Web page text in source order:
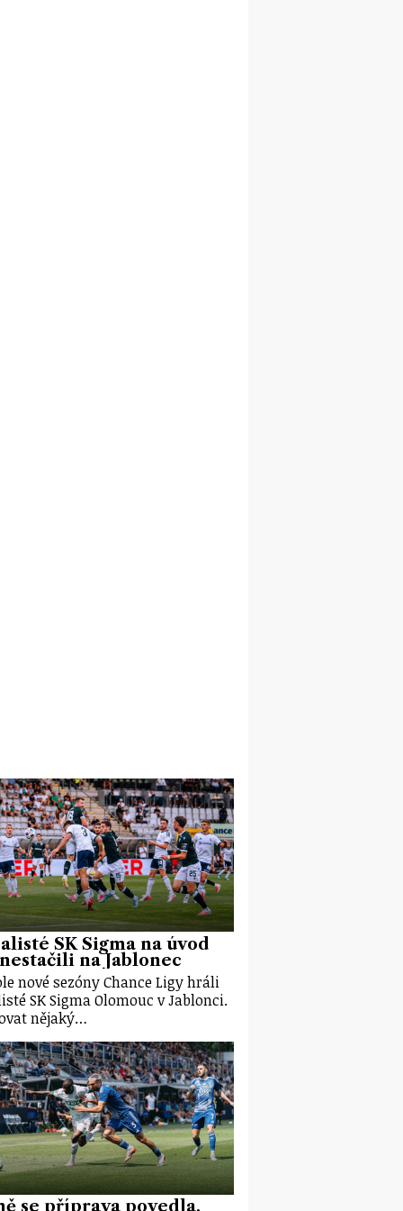
SK Sigma na úvod
na Jablonec
nové sezóny Chance Ligy hráli
SK Sigma Olomouc v Jablonci.
nějaký…
se příprava povedla,